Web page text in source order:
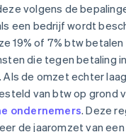
volgens de
een bedrijf wordt
19% of 7% btw
die tegen betaling
de omzet echter
van btw op grond
ondernemers. Deze
de jaaromzet van